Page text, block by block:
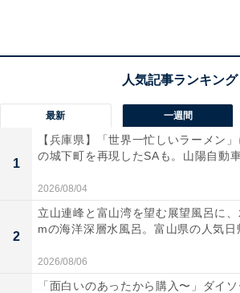
り付けて一緒にお出かけするのにぴっ
2023年3月に発売され大人気だった商
イテムです。
最新 一週間
1
【兵庫県】「世界一忙しいラーメン
の城下町を再現したSAも。山陽自動車
2026/08/04
2
立山連峰と富山湾を望む展望風呂に
mの海洋深層水風呂。富山県の人気日
2026/08/06
「面白いのあったから購入〜」ダイ